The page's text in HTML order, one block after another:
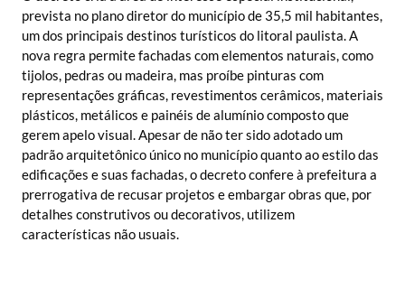
prevista no plano diretor do município de 35,5 mil habitantes,
um dos principais destinos turísticos do litoral paulista. A
nova regra permite fachadas com elementos naturais, como
tijolos, pedras ou madeira, mas proíbe pinturas com
representações gráficas, revestimentos cerâmicos, materiais
plásticos, metálicos e painéis de alumínio composto que
gerem apelo visual. Apesar de não ter sido adotado um
padrão arquitetônico único no município quanto ao estilo das
edificações e suas fachadas, o decreto confere à prefeitura a
prerrogativa de recusar projetos e embargar obras que, por
detalhes construtivos ou decorativos, utilizem
características não usuais.